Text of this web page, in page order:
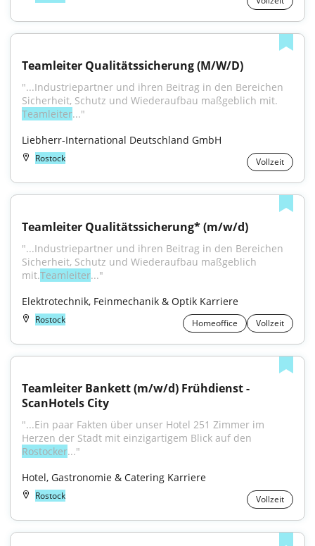
Teamleiter Qualitätssicherung (M/W/D)
"...Industriepartner und ihren Beitrag in den Bereichen
Teamleiter..."
Liebherr-International Deutschland GmbH
Rostock Vollzeit
Teamleiter Qualitätssicherung* (m/w/d)
"...Industriepartner und ihren Beitrag in den Bereichen
Sicherheit, Schutz und Wiederaufbau maßgeblich
mit.Teamleiter..."
Elektrotechnik, Feinmechanik & Optik Karriere
Rostock Homeoffice Vollzeit
Teamleiter Bankett (m/w/d) Frühdienst -
ScanHotels City
"...Ein paar Fakten über unser Hotel 251 Zimmer im
Rostocker..."
Hotel, Gastronomie & Catering Karriere
Rostock Vollzeit